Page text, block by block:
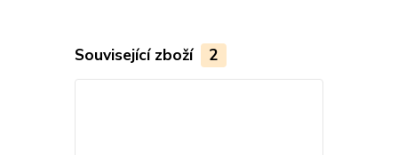
Související zboží 2